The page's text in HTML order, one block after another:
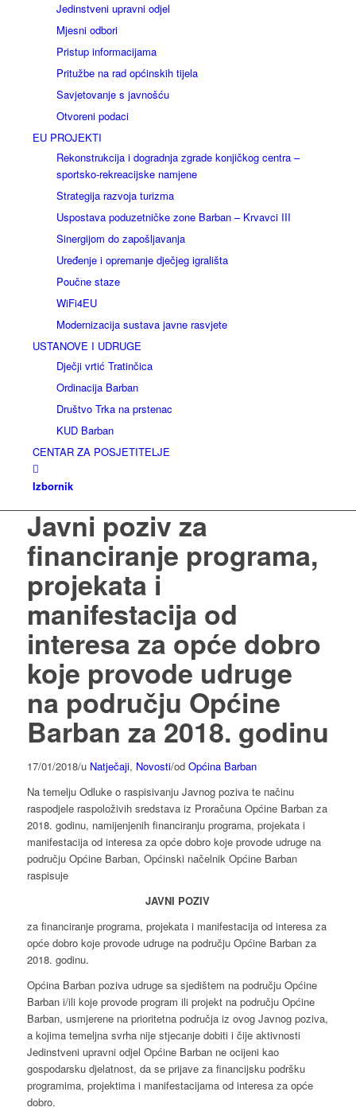
Jedinstveni upravni odjel
Mjesni odbori
Pristup informacijama
Pritužbe na rad općinskih tijela
Savjetovanje s javnošću
Otvoreni podaci
EU PROJEKTI
Rekonstrukcija i dogradnja zgrade konjičkog centra –
sportsko-rekreacijske namjene
Strategija razvoja turizma
Uspostava poduzetničke zone Barban – Krvavci III
Sinergijom do zapošljavanja
Uređenje i opremanje dječjeg igrališta
Poučne staze
WiFi4EU
Modernizacija sustava javne rasvjete
USTANOVE I UDRUGE
Dječji vrtić Tratinčica
Ordinacija Barban
Društvo Trka na prstenac
KUD Barban
CENTAR ZA POSJETITELJE
Izbornik
Javni poziv za
financiranje programa,
projekata i
manifestacija od
interesa za opće dobro
koje provode udruge
na području Općine
Barban za 2018. godinu
17/01/2018/u Natječaji, Novosti/od Općina Barban
Na temelju Odluke o raspisivanju Javnog poziva te načinu
raspodjele raspoloživih sredstava iz Proračuna Općine Barban za
2018. godinu, namijenjenih financiranju programa, projekata i
manifestacija od interesa za opće dobro koje provode udruge na
području Općine Barban, Općinski načelnik Općine Barban
raspisuje
JAVNI POZIV
za financiranje programa, projekata i manifestacija od interesa za
opće dobro koje provode udruge na području Općine Barban za
2018. godinu.
Općina Barban poziva udruge sa sjedištem na području Općine
Barban i/ili koje provode program ili projekt na području Općine
Barban, usmjerene na prioritetna područja iz ovog Javnog poziva,
a kojima temeljna svrha nije stjecanje dobiti i čije aktivnosti
Jedinstveni upravni odjel Općine Barban ne ocijeni kao
gospodarsku djelatnost, da se prijave za financijsku podršku
programima, projektima i manifestacijama od interesa za opće
dobro.